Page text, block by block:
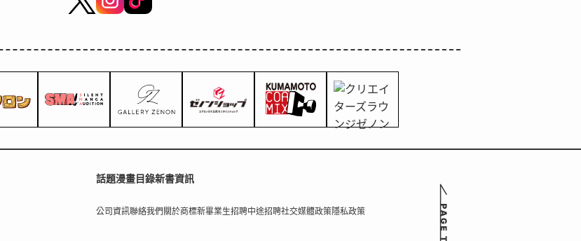
話題漫畫目錄新書資訊
公司資訊聯絡我們 關於商標新畢業生招聘中途招聘社交媒體政策隱私政策